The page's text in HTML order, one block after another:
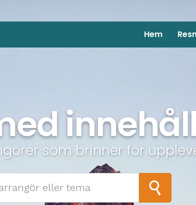
Hem
som brinner för